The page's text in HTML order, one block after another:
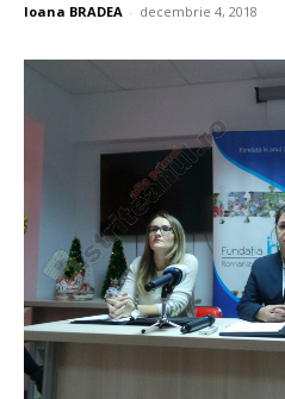
Ioana BRADEA - decembrie 4, 2018